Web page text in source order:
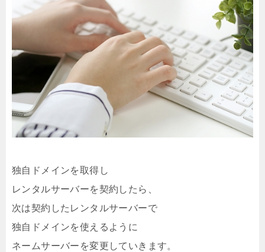
独自ドメインを取得し
レンタルサーバーを契約したら、
次は契約したレンタルサーバーで
独自ドメインを使えるように
ネームサーバーを変更していきます。